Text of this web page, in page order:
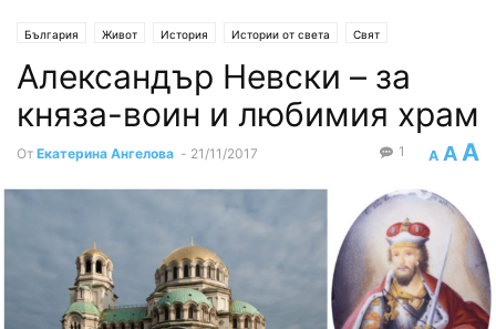
България Живот История Истории от света Свят
Личности от света
Александър Невски – за
княза-воин и любимия храм
От Екатерина Ангелова - 21/11/2017 A A A
1